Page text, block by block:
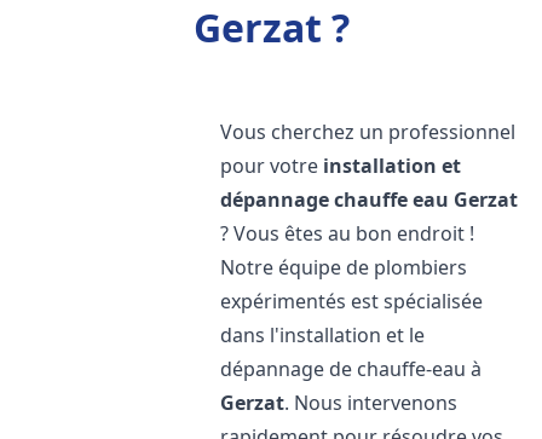
Gerzat ?
Vous cherchez un professionnel
pour votre installation et
dépannage chauffe eau Gerzat
? Vous êtes au bon endroit !
Notre équipe de plombiers
expérimentés est spécialisée
dans l'installation et le
dépannage de chauffe-eau à
Gerzat. Nous intervenons